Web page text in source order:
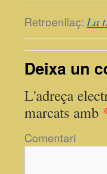
Retroenllaç: La
Deixa un
L'adreça
marcats amb
Comentari